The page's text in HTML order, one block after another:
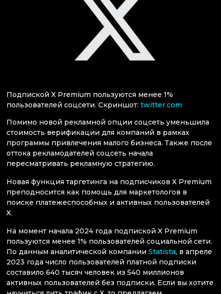
Подпиской X Premium пользуются менее 1%
пользователей соцсети. Скриншот: twitter.com
Помимо новой рекламной опции соцсеть уменьшила
стоимость верификации для компаний в рамках
программы привлечения малого бизнеса. Также после
оттока рекламодателей соцсеть начала
пересматривать рекламную стратегию.
Новая функция таргетинга на подписчиков X Premium
преподносится как помощь для маркетологов в
поиске платежеспособных и активных пользователей
X.
На момент начала 2024 года подпиской X Premium
пользуются менее 1% пользователей социальной сети.
По данным аналитической компании Statista, в апреле
2023 года число пользователей платной подписки
составило 640 тысяч человек из 540 миллионов
активных пользователей без подписки. Если вы хотите